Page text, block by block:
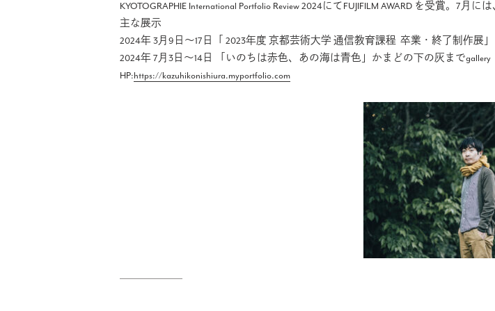
KYOTOGRAPHIE International Portfolio Review 2024にてFUJIFILM AWARD を受賞。7
主な展示
2024年 3月9日～17日「 2023年度 京都芸術大学 通信教育課程 卒業・終了制作展」
2024年 7月3日～14日 「いのちは赤色、あの海は青色」かまどの下の灰までgallery
HP:https://kazuhikonishiura.myportfolio.com